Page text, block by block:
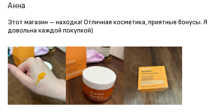
Анна
Этот магазин – находка! Отличная косметика, приятные бонусы. Я
довольна каждой покупкой)